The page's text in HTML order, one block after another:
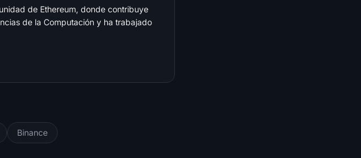
de Ethereum, donde contribuye
de la Computación y ha trabajado
Binance